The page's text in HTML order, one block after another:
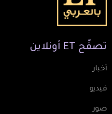
تصفّح ET أونلاين
أخبار
فيديو
صور